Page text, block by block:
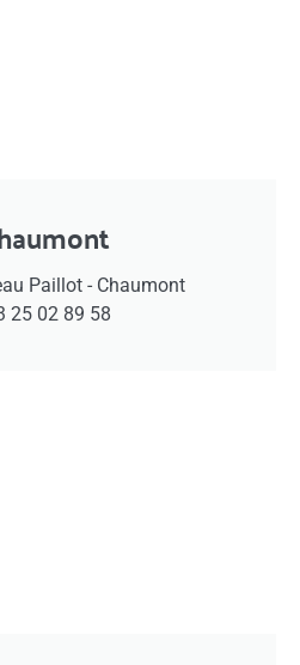
Paillot - Chaumont
25 02 89 58